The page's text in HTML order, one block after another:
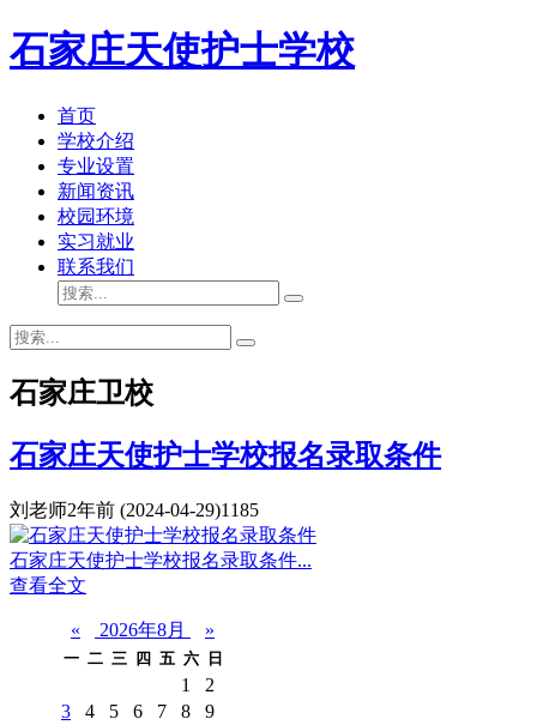
石家庄天使护士学校
首页
学校介绍
专业设置
新闻资讯
校园环境
实习就业
联系我们
石家庄卫校
石家庄天使护士学校报名录取条件
刘老师2年前 (2024-04-29)1185
石家庄天使护士学校报名录取条件...
查看全文
« 2026年8月 »
一 二 三 四 五 六 日
1
2
3
4 5 6 7 8
9